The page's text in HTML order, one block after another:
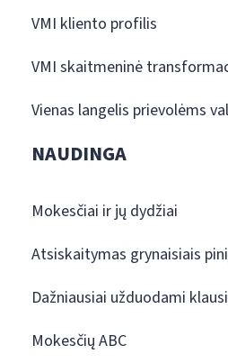
VMI kliento profilis
VMI skaitmeninė
Vienas langelis prievolėms
NAUDINGA
Mokesčiai ir jų dydžiai
Atsiskaitymas grynaisiais
Dažniausiai užduodami
Mokesčių ABC